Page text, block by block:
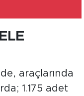
araçlarında
1.175 adet